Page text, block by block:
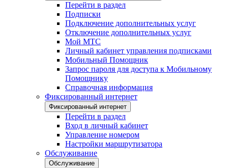
Перейти в раздел
Подписки
Подключение дополнительных услуг
Отключение дополнительных услуг
Мой МТС
Личный кабинет управления подписками
Мобильный Помощник
Запрос пароля для доступа к Мобильному
Помощнику
Справочная информация
Фиксированный интернет
Фиксированный интернет
Перейти в раздел
Вход в личный кабинет
Управление номером
Настройки маршрутизатора
Обслуживание
Обслуживание